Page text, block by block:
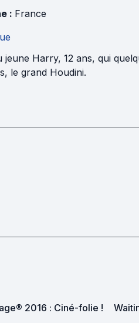
: France
jeune Harry, 12 ans, qui
le grand Houdini.
2016 : Ciné-folie !